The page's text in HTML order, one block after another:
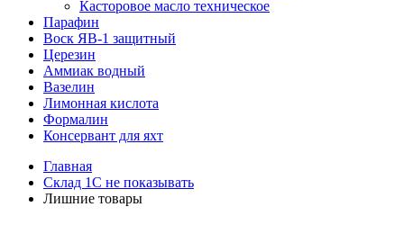
Касторовое масло техническое
Парафин
Воск ЯВ-1 защитный
Церезин
Аммиак водный
Вазелин
Лимонная кислота
Формалин
Консервант для яхт
Главная
Склад 1С не показывать
Лишние товары